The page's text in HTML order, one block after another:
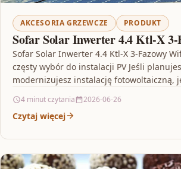
AKCESORIA GRZEWCZE PRODUKT
Sofar Solar Inwerter 4.4 Ktl-X
Sofar Solar Inwerter 4.4 Ktl-X 3-Fazowy
częsty wybór do instalacji PV Jeśli
modernizujesz instalację fotowoltaiczną,
4 minut czytania 2026-06-26
Czytaj więcej